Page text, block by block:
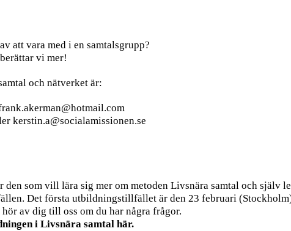
att vara med i en samtalsgrupp?
vi mer!
och nätverket är:
kerstin.a@socialamissionen.se
som vill lära sig mer om metoden Livsnära samtal och själv
Det första utbildningstillfället är den 23 februari
av dig till oss om du har några frågor.
i Livsnära samtal här.